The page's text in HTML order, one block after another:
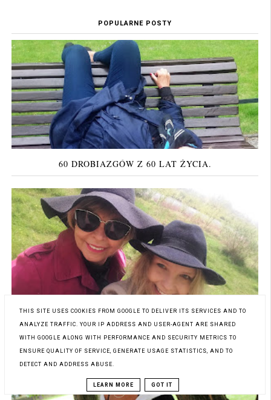
POPULARNE POSTY
60 DROBIAZGÓW Z 60 LAT ŻYCIA.
ROCZNICE, DATY SPECJALNE...I PODZIĘKOWANIA
SPECJALNE...
THIS SITE USES COOKIES FROM GOOGLE TO DELIVER ITS SERVICES AND TO
ANALYZE TRAFFIC. YOUR IP ADDRESS AND USER-AGENT ARE SHARED
WITH GOOGLE ALONG WITH PERFORMANCE AND SECURITY METRICS TO
ENSURE QUALITY OF SERVICE, GENERATE USAGE STATISTICS, AND TO
DETECT AND ADDRESS ABUSE.
LEARN MORE GOT IT